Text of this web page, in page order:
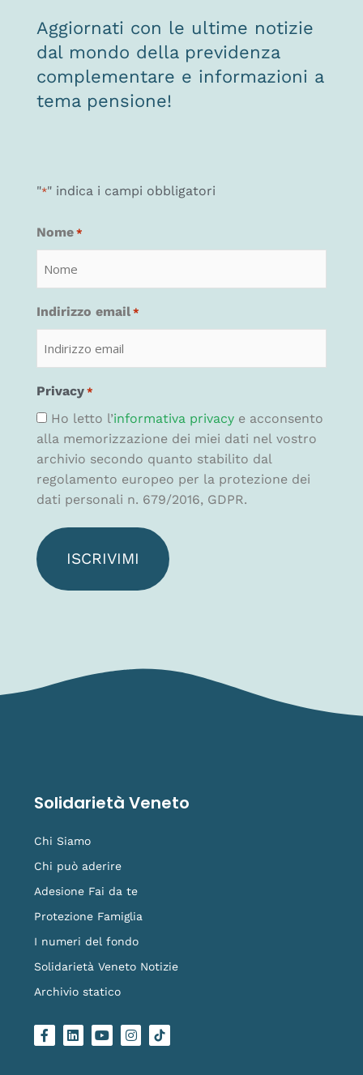
Aggiornati con le ultime notizie
dal mondo della previdenza
complementare e informazioni a
tema pensione!
"*" indica i campi obbligatori
Nome *
Indirizzo email *
Privacy *
Ho letto l’informativa privacy e acconsento
alla memorizzazione dei miei dati nel vostro
archivio secondo quanto stabilito dal
regolamento europeo per la protezione dei
dati personali n. 679/2016, GDPR.
Solidarietà Veneto
Chi Siamo
Chi può aderire
Adesione Fai da te
Protezione Famiglia
I numeri del fondo
Solidarietà Veneto Notizie
Archivio statico
F
a
L
i
Y
o
I
n
L
o